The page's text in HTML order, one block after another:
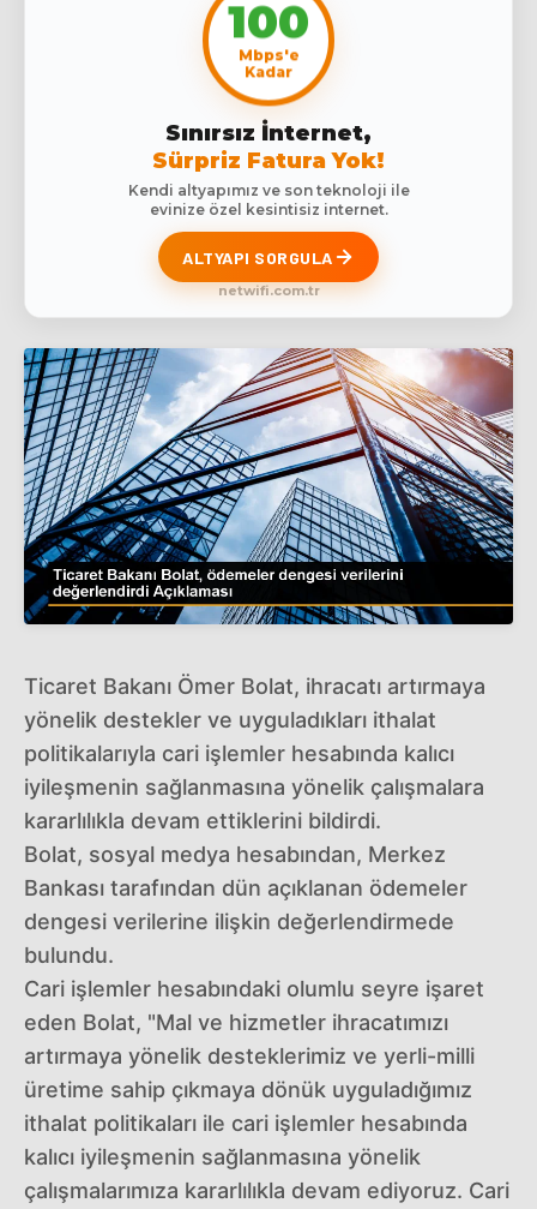
100
Mbps'e
Kadar
Sınırsız İnternet,
Sürpriz Fatura Yok!
Kendi altyapımız ve son teknoloji ile
evinize özel kesintisiz internet.
ALTYAPI SORGULA
netwifi.com.tr
Ticaret Bakanı Ömer Bolat, ihracatı artırmaya
yönelik destekler ve uyguladıkları ithalat
politikalarıyla cari işlemler hesabında kalıcı
iyileşmenin sağlanmasına yönelik çalışmalara
kararlılıkla devam ettiklerini bildirdi.
Bolat, sosyal medya hesabından, Merkez
Bankası tarafından dün açıklanan ödemeler
dengesi verilerine ilişkin değerlendirmede
bulundu.
Cari işlemler hesabındaki olumlu seyre işaret
eden Bolat, "Mal ve hizmetler ihracatımızı
artırmaya yönelik desteklerimiz ve yerli-milli
üretime sahip çıkmaya dönük uyguladığımız
ithalat politikaları ile cari işlemler hesabında
kalıcı iyileşmenin sağlanmasına yönelik
çalışmalarımıza kararlılıkla devam ediyoruz. Cari